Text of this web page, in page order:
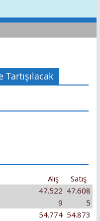
Satış
Alış
47.608
5
47.522
9
54.873
54.774